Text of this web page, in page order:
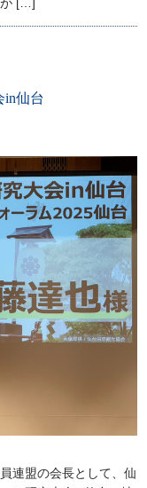
[…]
in仙台
連盟の会長として、仙